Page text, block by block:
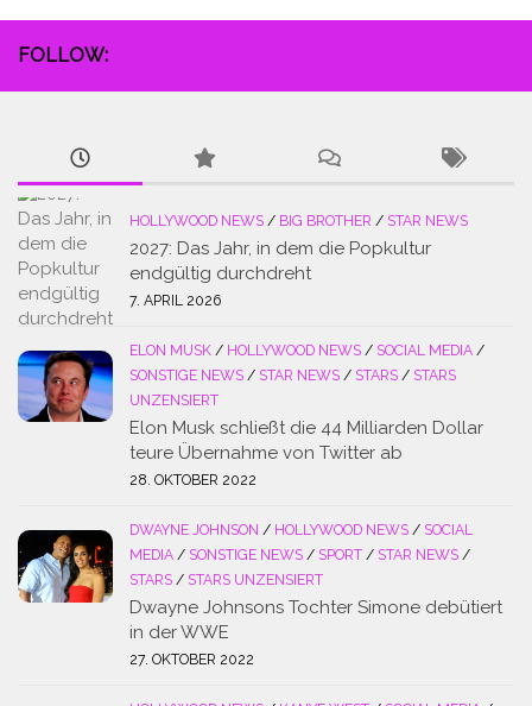
FOLLOW:
HOLLYWOOD NEWS / BIG BROTHER / STAR NEWS
2027: Das Jahr, in dem die Popkultur
endgültig durchdreht
7. APRIL 2026
ELON MUSK / HOLLYWOOD NEWS / SOCIAL MEDIA /
SONSTIGE NEWS / STAR NEWS / STARS / STARS
UNZENSIERT
Elon Musk schließt die 44 Milliarden Dollar
teure Übernahme von Twitter ab
28. OKTOBER 2022
DWAYNE JOHNSON / HOLLYWOOD NEWS / SOCIAL
MEDIA / SONSTIGE NEWS / SPORT / STAR NEWS /
STARS / STARS UNZENSIERT
Dwayne Johnsons Tochter Simone debütiert
in der WWE
27. OKTOBER 2022